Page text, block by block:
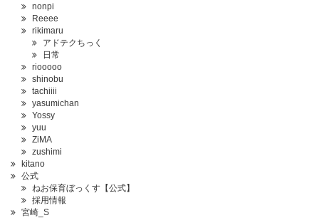
nonpi
Reeee
rikimaru
アドテクちっく
日常
riooooo
shinobu
tachiiii
yasumichan
Yossy
yuu
ZiMA
zushimi
kitano
公式
ねお保育ぼっくす【公式】
採用情報
宮崎_S